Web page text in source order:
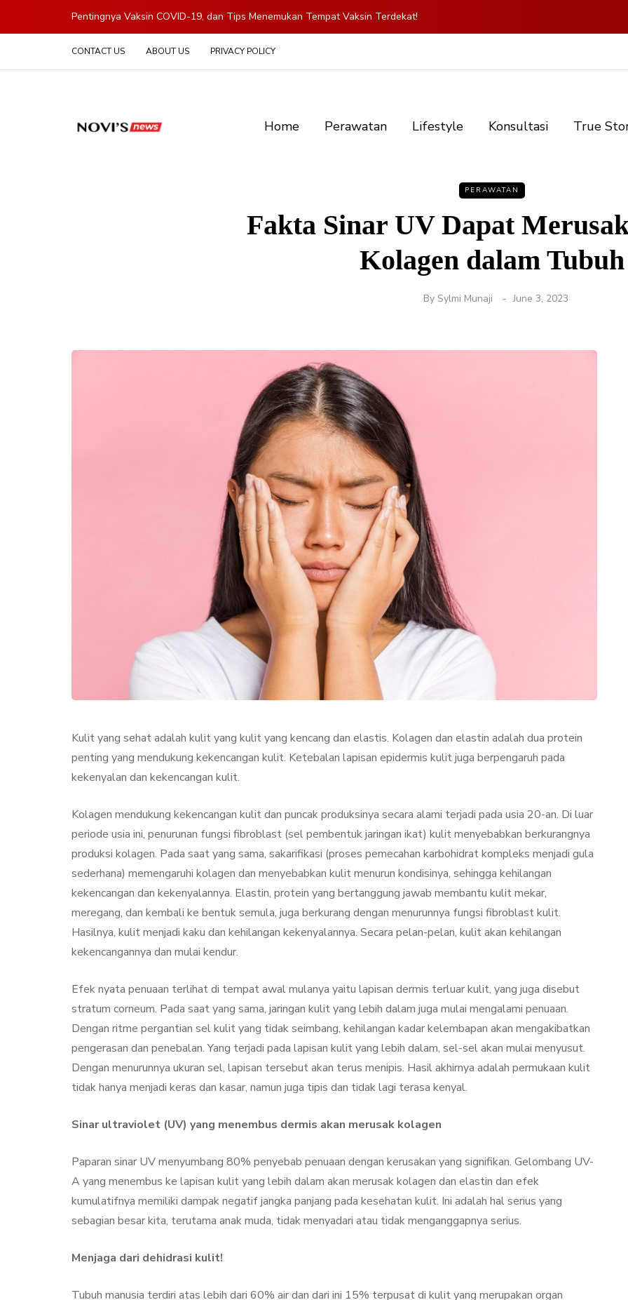
Pentingnya Vaksin COVID-19, dan Tips Menemukan Tempat Vaksin Terdekat!
CONTACT US ABOUT US PRIVACY POLICY
Home Perawatan Lifestyle Konsultasi True
PERAWATAN
Fakta Sinar UV Dapat
Kolagen dalam Tubuh
By Sylmi Munaji June 3, 2023
Kulit yang sehat adalah kulit yang kulit yang kencang dan elastis. Kolagen dan elastin adalah dua protein
penting yang mendukung kekencangan kulit. Ketebalan lapisan epidermis kulit juga berpengaruh pada
kekenyalan dan kekencangan kulit.
Kolagen mendukung kekencangan kulit dan puncak produksinya secara alami terjadi pada usia 20-an. Di luar
periode usia ini, penurunan fungsi fibroblast (sel pembentuk jaringan ikat) kulit menyebabkan berkurangnya
produksi kolagen. Pada saat yang sama, sakarifikasi (proses pemecahan karbohidrat kompleks menjadi gula
sederhana) memengaruhi kolagen dan menyebabkan kulit menurun kondisinya, sehingga kehilangan
kekencangan dan kekenyalannya. Elastin, protein yang bertanggung jawab membantu kulit mekar,
meregang, dan kembali ke bentuk semula, juga berkurang dengan menurunnya fungsi fibroblast kulit.
Hasilnya, kulit menjadi kaku dan kehilangan kekenyalannya. Secara pelan-pelan, kulit akan kehilangan
kekencangannya dan mulai kendur.
Efek nyata penuaan terlihat di tempat awal mulanya yaitu lapisan dermis terluar kulit, yang juga disebut
stratum corneum. Pada saat yang sama, jaringan kulit yang lebih dalam juga mulai mengalami penuaan.
Dengan ritme pergantian sel kulit yang tidak seimbang, kehilangan kadar kelembapan akan mengakibatkan
pengerasan dan penebalan. Yang terjadi pada lapisan kulit yang lebih dalam, sel-sel akan mulai menyusut.
Dengan menurunnya ukuran sel, lapisan tersebut akan terus menipis. Hasil akhirnya adalah permukaan kulit
tidak hanya menjadi keras dan kasar, namun juga tipis dan tidak lagi terasa kenyal.
Sinar ultraviolet (UV) yang menembus dermis akan merusak kolagen
Paparan sinar UV menyumbang 80% penyebab penuaan dengan kerusakan yang signifikan. Gelombang UV-
A yang menembus ke lapisan kulit yang lebih dalam akan merusak kolagen dan elastin dan efek
kumulatifnya memiliki dampak negatif jangka panjang pada kesehatan kulit. Ini adalah hal serius yang
sebagian besar kita, terutama anak muda, tidak menyadari atau tidak menganggapnya serius.
Menjaga dari dehidrasi kulit!
Tubuh manusia terdiri atas lebih dari 60% air dan dari ini 15% terpusat di kulit yang merupakan organ
KECANTIKAN PERAWATAN
Collagen Stimulator
Treatment, Satu
Manfaat
BySylmi Munaji November 26, 2021
LIFESTYLE
Terjadi Pengelupasan
Kulit Setelah Facial
Penjelasannya
BySylmi Munaji November 20, 2021